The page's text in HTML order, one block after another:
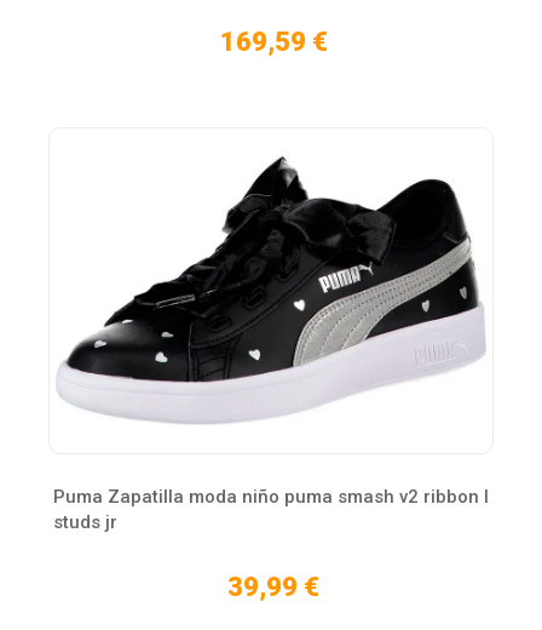
169,59 €
Puma Zapatilla moda niño puma smash v2 ribbon l
studs jr
39,99 €